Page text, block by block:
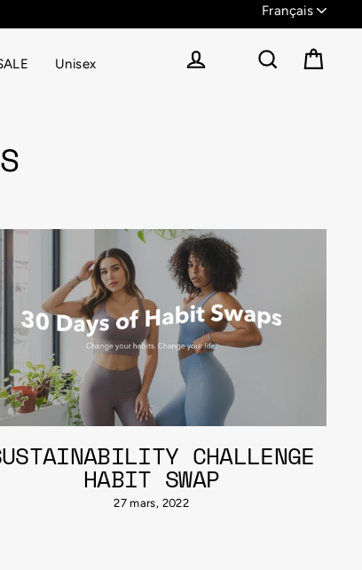
Unisex
CHALLENGE
HABIT SWAP
27 mars, 2022